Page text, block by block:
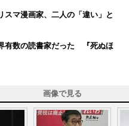
マ漫画家、二人の「違い」と
有数の読書家だった 『死ぬほ
画像で見る